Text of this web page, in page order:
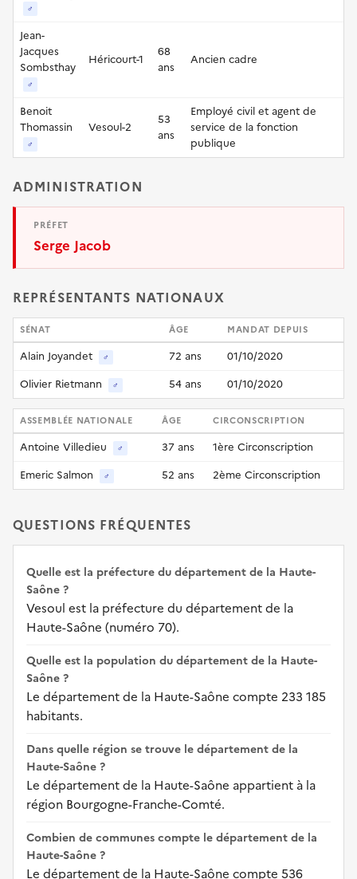
♂
Jean-
Jacques
Sombsthay
♂
Héricourt-1
68
ans
Ancien cadre
Benoit
Thomassin
♂
Vesoul-2
53
ans
Employé civil et agent de
service de la fonction
publique
ADMINISTRATION
PRÉFET
Serge Jacob
REPRÉSENTANTS NATIONAUX
SÉNAT ÂGE MANDAT DEPUIS
Alain Joyandet ♂ 72 ans
01/10/2020
Olivier Rietmann
♂ 54 ans 01/10/2020
ASSEMBLÉE NATIONALE ÂGE CIRCONSCRIPTION
Antoine Villedieu ♂ 37 ans
1ère Circonscription
Emeric Salmon
♂ 52 ans 2ème Circonscription
QUESTIONS FRÉQUENTES
Quelle est la préfecture du département de la Haute-
Saône ?
Vesoul est la préfecture du département de la
Haute-Saône (numéro 70).
Quelle est la population du département de la Haute-
Saône ?
Le département de la Haute-Saône compte 233 185
habitants.
Dans quelle région se trouve le département de la
Haute-Saône ?
Le département de la Haute-Saône appartient à la
région Bourgogne-Franche-Comté.
Combien de communes compte le département de la
Haute-Saône ?
Le département de la Haute-Saône compte 536